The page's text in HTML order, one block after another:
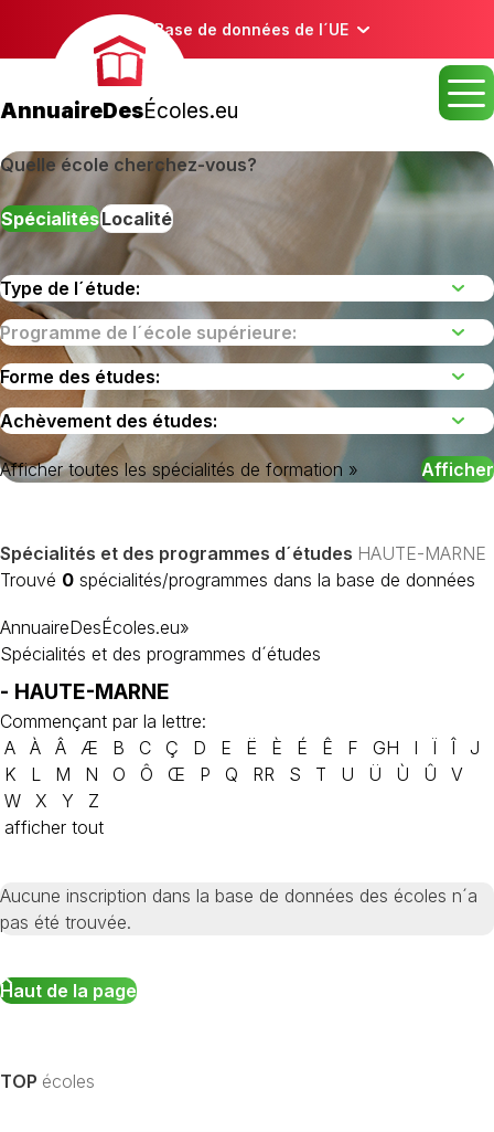
Base de données de l´UE
AnnuaireDesÉcoles.eu
Quelle école cherchez-vous?
SpécialitésLocalité
Afficher toutes les spécialités de formation »
Spécialités et des programmes d´études HAUTE-MARNE
Trouvé 0 spécialités/programmes dans la base de données
AnnuaireDesÉcoles.eu»
Spécialités et des programmes d´études
- HAUTE-MARNE
Commençant par la lettre:
A
À Â Æ B C Ç D E Ë È É Ê F GH I Ï Î
J
K
L M N O Ô Œ P Q RR S T U Ü Ù Û
V
W
X Y
Z
afficher tout
Aucune inscription dans la base de données des écoles n´a
pas été trouvée.
Haut de la page
TOP écoles